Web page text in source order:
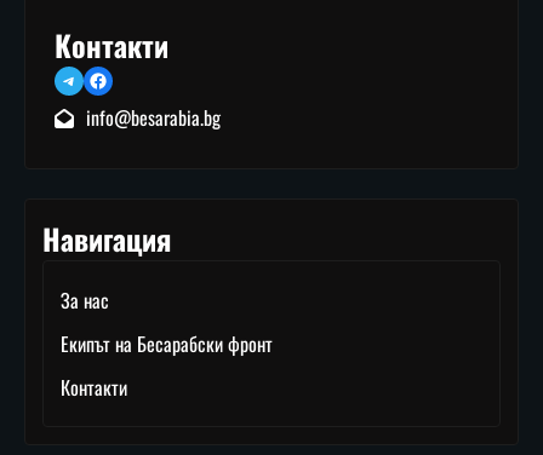
Контакти
TelegramFacebook
info@besarabia.bg
Навигация
За нас
Екипът на Бесарабски фронт
Контакти